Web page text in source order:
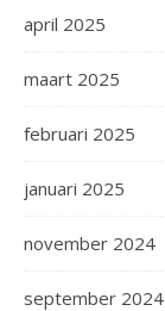
april 2025
maart 2025
februari 2025
januari 2025
november 2024
september 2024